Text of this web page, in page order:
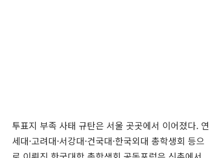
투표지 부족 사태 규탄은 서울 곳곳에서 이어졌다. 연
세대·고려대·서강대·건국대·한국외대 총학생회 등으